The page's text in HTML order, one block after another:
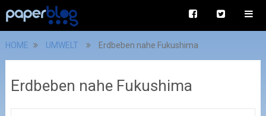
HOME UMWELT Erdbeben nahe Fukushima
Erdbeben nahe Fukushima